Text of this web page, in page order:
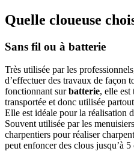
Quelle cloueuse
Sans fil ou à batterie
Très utilisée par les
d’effectuer des travaux de façon
fonctionnant surbatterie, elle est
transportée et donc utilisée
Elle est idéale pour la réalisation
Souvent utilisée par les
charpentiers pour réaliser
peut enfoncer des clous jusqu’à